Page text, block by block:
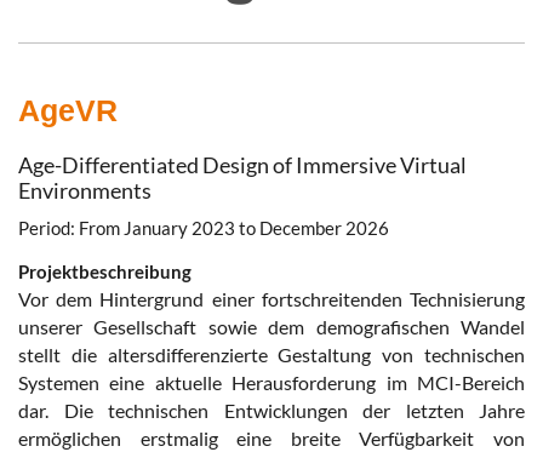
AgeVR
Age-Differentiated Design of Immersive Virtual
Environments
Period: From January 2023 to December 2026
Projektbeschreibung
Vor dem Hintergrund einer fortschreitenden Technisierung
unserer Gesellschaft sowie dem demografischen Wandel
stellt die altersdifferenzierte Gestaltung von technischen
Systemen eine aktuelle Herausforderung im MCI-Bereich
dar. Die technischen Entwicklungen der letzten Jahre
ermöglichen erstmalig eine breite Verfügbarkeit von